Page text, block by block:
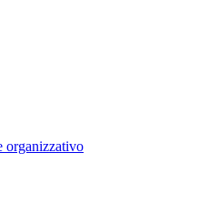
organizzativo